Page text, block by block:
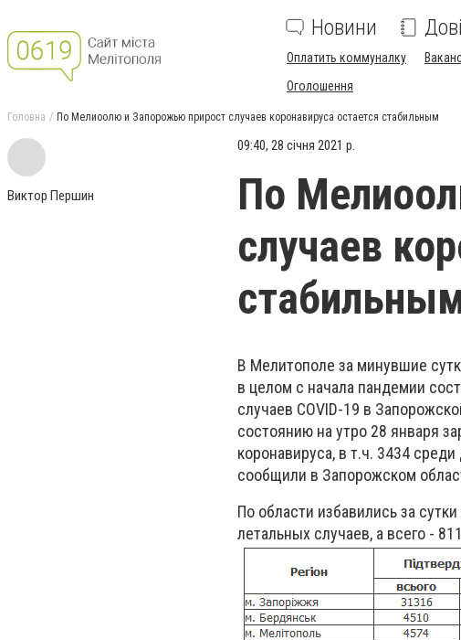
Новини
Оплатить коммуналку
Оголошення
Головна По Мелиоолю и Запорожью прирост случаев коронавируса остается стабильным
Виктор Першин
09:40, 28 січня 2021 р.
По
случаев
В Мелитополе за минувшие
в целом с начала пандемии
случаев COVID-19 в
состоянию на утро 28 января
коронавируса, в т.ч. 3434
сообщили в Запорожском
По области избавились за
летальных случаев, а всего -